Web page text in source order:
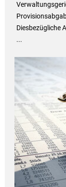
Diesbezügliche
...